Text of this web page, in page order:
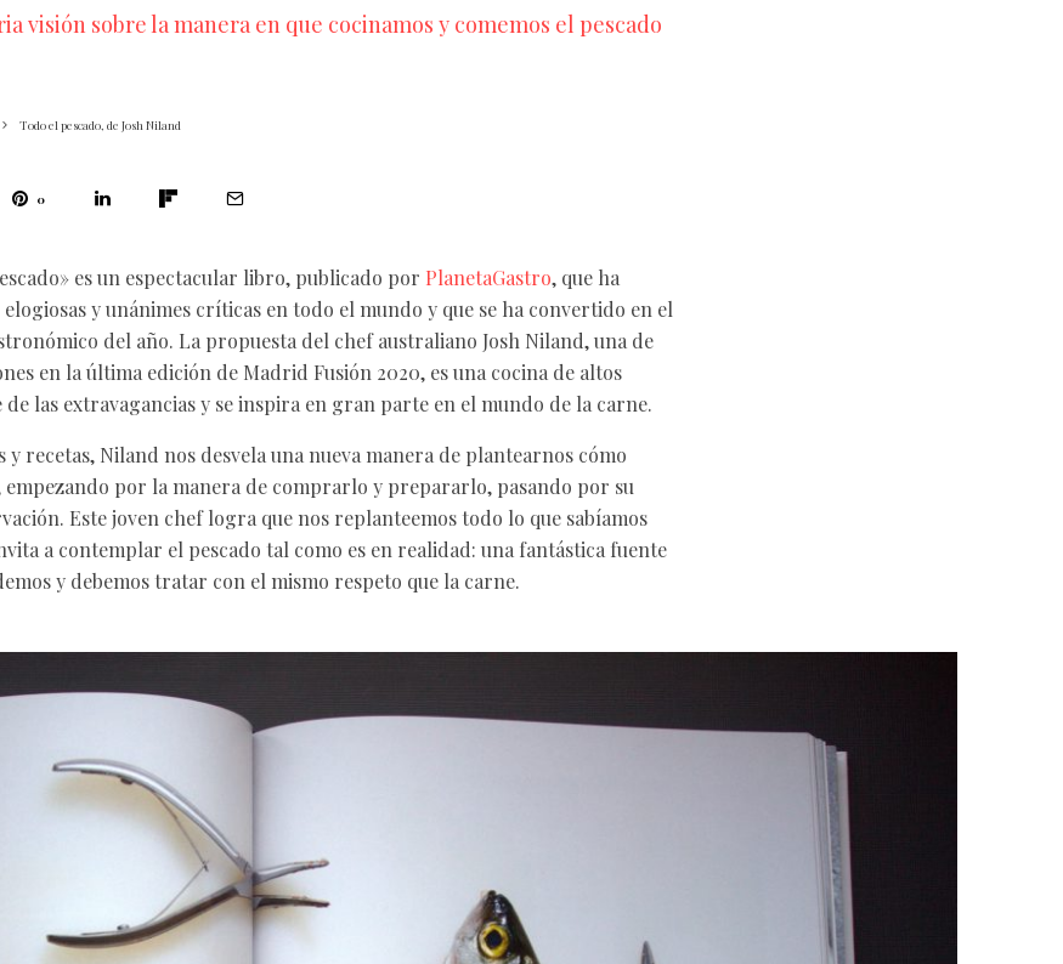
visión sobre la manera en que cocinamos y comemos el pescado
Todo el pescado, de Josh Niland
0
es un espectacular libro, publicado por PlanetaGastro, que ha
y unánimes críticas en todo el mundo y que se ha convertido en el
del año. La propuesta del chef australiano Josh Niland, una de
en la última edición de Madrid Fusión 2020, es una cocina de altos
de las extravagancias y se inspira en gran parte en el mundo de la carne.
y recetas, Niland nos desvela una nueva manera de plantearnos cómo
por la manera de comprarlo y prepararlo, pasando por su
Este joven chef logra que nos replanteemos todo lo que sabíamos
a contemplar el pescado tal como es en realidad: una fantástica fuente
y debemos tratar con el mismo respeto que la carne.